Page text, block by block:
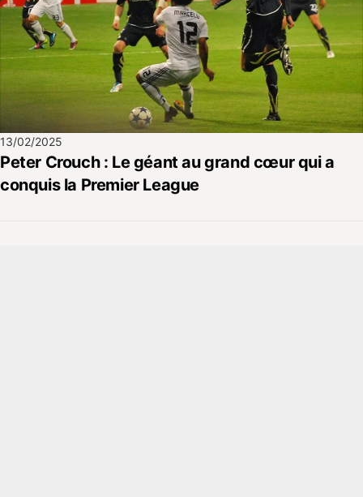
13/02/2025
Peter Crouch : Le géant au grand cœur qui a
conquis la Premier League